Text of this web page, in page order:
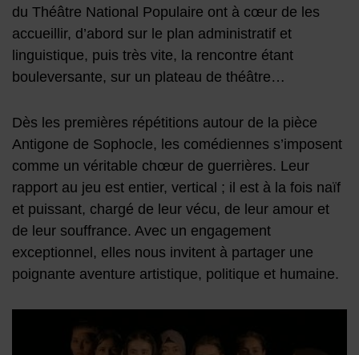
du Théâtre National Populaire ont à cœur de les
accueillir, d’abord sur le plan administratif et
linguistique, puis très vite, la rencontre étant
bouleversante, sur un plateau de théâtre…
Dès les premières répétitions autour de la pièce
Antigone de Sophocle, les comédiennes s’imposent
comme un véritable chœur de guerrières. Leur
rapport au jeu est entier, vertical ; il est à la fois naïf
et puissant, chargé de leur vécu, de leur amour et
de leur souffrance. Avec un engagement
exceptionnel, elles nous invitent à partager une
poignante aventure artistique, politique et humaine.